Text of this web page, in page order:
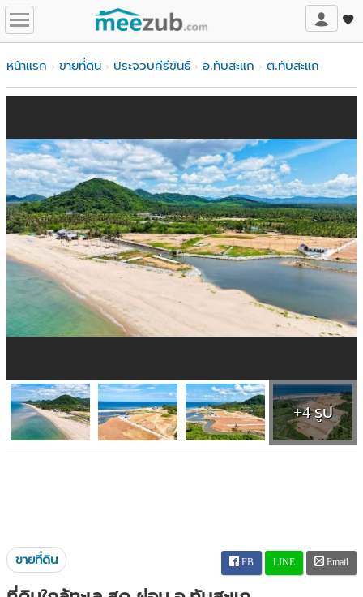
หน้าแรก ขายที่ดิน ประจวบคีรีขันธ์ อ.ทับสะแก ต.ทับสะแก
+4 รูป
ขายที่ดิน FB LINE Email